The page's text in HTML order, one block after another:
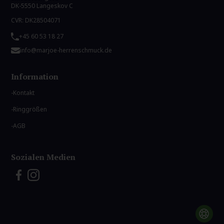
DK-5550 Langeskov C
CVR: DK28504071
+45 60 53 18 27
info@marjoe-herrenschmuck.de
Information
Kontakt
Ringgrößen
AGB
Sozialen Medien